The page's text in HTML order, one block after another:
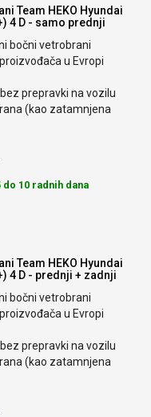
Team HEKO Hyundai
4 D - samo prednji
bočni vetrobrani
u Evropi
prepravki na vozilu
(kao zatamnjena
10 radnih dana
Team HEKO Hyundai
4 D - prednji + zadnji
bočni vetrobrani
u Evropi
prepravki na vozilu
(kao zatamnjena